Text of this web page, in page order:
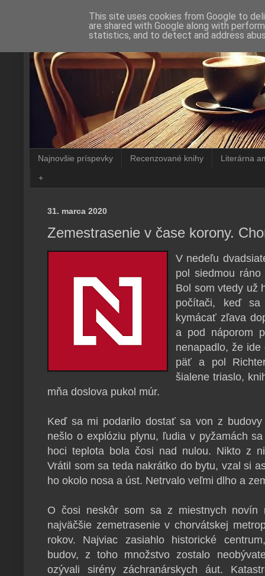
Najnovšie príspevky Recenzované knihy Literárna
+
31. marca 2020
Zemestrasenie v čase korony.
V nedeľu
pol siedmou ráno
Bol som vtedy už
počítači, keď sa
kymácať zľava
a pod náporom
nenapadlo, že
päť a pol
šialene triaslo,
mňa doslova pukol múr.
Keď sa mi podarilo dostať sa von z
nešlo o explóziu plynu, ľudia v pyžamách
hoci teplota bola čosi nad nulou. Nikto z
Vrátil som sa teda nakrátko do bytu, vzal si
ho okolo nosa a úst. Netrvalo veľmi dlho a
O čosi neskôr som sa z miestnych
najväčšie zemetrasenie v chorvátskej
rokov. Najviac zasiahlo historické
budov, z toho množstvo zostalo
ozývali sirény záchranárskych áut.
This site uses cookies from Google to
are shared with Google along with
statistics, and to detect and address